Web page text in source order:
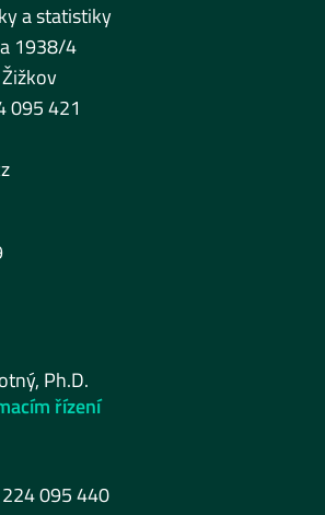
a statistiky
1938/4
095 421
Ph.D.
řízení
095 440